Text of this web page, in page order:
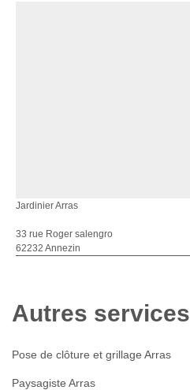
Jardinier Arras
33 rue Roger salengro
62232 Annezin
Autres services
Pose de clôture et grillage Arras
Paysagiste Arras